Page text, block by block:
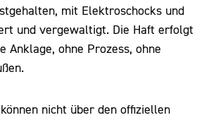
mit Elektroschocks und
und vergewaltigt. Die Haft erfolgt
Anklage, ohne Prozess, ohne
nicht über den offiziellen